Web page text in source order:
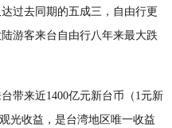
过去同期的五成三，自由行更
游客来台自由行八年来最大跌
带来近1400亿元新台币（1元新
光收益，是台湾地区唯一收益